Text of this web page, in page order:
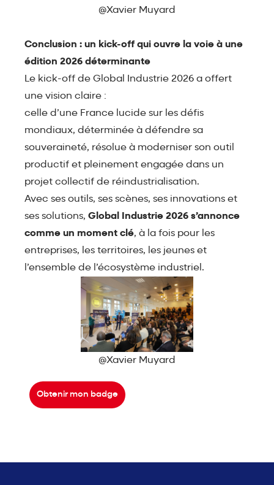
@Xavier Muyard
Conclusion : un kick-off qui ouvre la voie à une
édition 2026 déterminante
Le kick-off de Global Industrie 2026 a offert
une vision claire :
celle d’une France lucide sur les défis
mondiaux, déterminée à défendre sa
souveraineté, résolue à moderniser son outil
productif et pleinement engagée dans un
projet collectif de réindustrialisation.
Avec ses outils, ses scènes, ses innovations et
ses solutions, Global Industrie 2026 s’annonce
comme un moment clé, à la fois pour les
entreprises, les territoires, les jeunes et
l’ensemble de l’écosystème industriel.
@Xavier Muyard
Obtenir mon badge